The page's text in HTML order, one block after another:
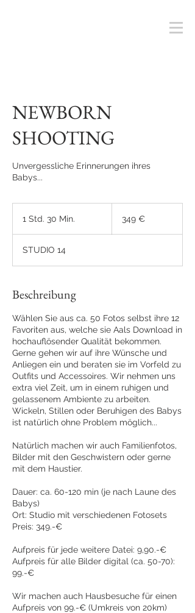
NEWBORN
SHOOTING
Unvergessliche Erinnerungen ihres
Babys...
1 Std. 30 Min.
3
i
.
349 €
STUDIO 14
Beschreibung
Wählen Sie aus ca. 50 Fotos selbst ihre 12
Favoriten aus, welche sie Aals Download in
hochauflösender Qualität bekommen.
Gerne gehen wir auf ihre Wünsche und
Anliegen ein und beraten sie im Vorfeld zu
Outfits und Accessoires. Wir nehmen uns
extra viel Zeit, um in einem ruhigen und
gelassenem Ambiente zu arbeiten.
Wickeln, Stillen oder Beruhigen des Babys
ist natürlich ohne Problem möglich...
Natürlich machen wir auch Familienfotos,
Bilder mit den Geschwistern oder gerne
mit dem Haustier.
Dauer: ca. 60-120 min (je nach Laune des
Babys)
Ort: Studio mit verschiedenen Fotosets
Preis: 349.-€
Aufpreis für jede weitere Datei: 9,90.-€
Aufpreis für alle Bilder digital (ca. 50-70):
99.-€
Wir machen auch Hausbesuche für einen
Aufpreis von 99.-€ (Umkreis von 20km)